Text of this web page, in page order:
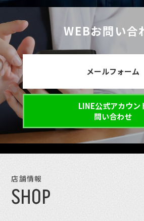
WEBお問い合
メールフォーム
LINE公式アカウン
問い合わせ
店舗情報
SHOP